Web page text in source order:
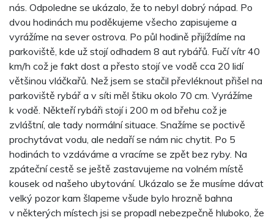
nás. Odpoledne se ukázalo, že to nebyl dobrý nápad. Po
dvou hodinách mu poděkujeme všecho zapisujeme a
vyrážíme na sever ostrova. Po půl hodině přijíždíme na
parkoviště, kde už stojí odhadem 8 aut rybářů. Fučí vítr 40
km/h což je fakt dost a přesto stojí ve vodě cca 20 lidí
většinou vláčkařů. Než jsem se stačil převléknout přišel na
parkoviště rybář a v síti měl štiku okolo 70 cm. Vyrážíme
k vodě. Někteří rybáři stojí i 200 m od břehu což je
zvláštní, ale tady normální situace. Snažíme se poctivě
prochytávat vodu, ale nedaří se nám nic chytit. Po 5
hodinách to vzdáváme a vracíme se zpět bez ryby. Na
zpáteční cestě se ještě zastavujeme na volném místě
kousek od našeho ubytování. Ukázalo se že musíme dávat
velký pozor kam šlapeme všude bylo hrozně bahna
v některých místech jsi se propadl nebezpečně hluboko, že